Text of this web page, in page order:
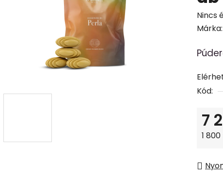
A
termék
ből
0,0
Nincs
Márka:
Kód:
7
1